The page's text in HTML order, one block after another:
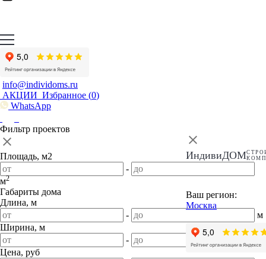
info@individoms.ru
АКЦИИ Избранное (0)
WhatsApp
ИндивиДОМ
Ваш регион:
Москва
Фильтр проектов
Площадь, м2
-
м2
Габариты дома
Длина, м
-
м
Ширина, м
-
Цена, руб